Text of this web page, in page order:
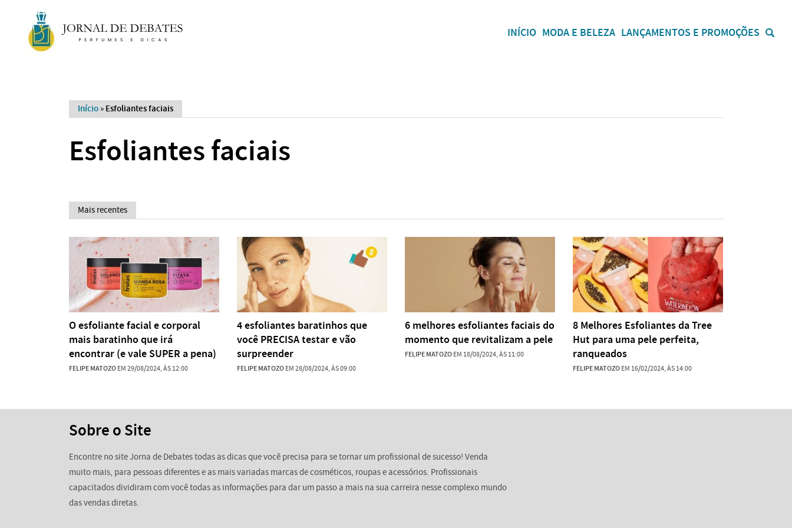
INÍCIO MODA E BELEZA LANÇAMENTOS E PROMOÇÕES
Início » Esfoliantes faciais
Esfoliantes faciais
Mais recentes
O esfoliante facial e corporal
mais baratinho que irá
encontrar (e vale SUPER a pena)
FELIPE MATOZOEM 29/08/2024, ÀS 12:00
4 esfoliantes baratinhos que
você PRECISA testar e vão
surpreender
FELIPE MATOZOEM 28/08/2024, ÀS 09:00
6 melhores esfoliantes faciais do
momento que revitalizam a pele
FELIPE MATOZOEM 18/08/2024, ÀS 11:00
8 Melhores Esfoliantes da Tree
Hut para uma pele perfeita,
ranqueados
FELIPE MATOZOEM 16/02/2024, ÀS 14:00
Sobre o Site
Encontre no site Jorna de Debates todas as dicas que você precisa para se tornar um profissional de sucesso! Venda
muito mais, para pessoas diferentes e as mais variadas marcas de cosméticos, roupas e acessórios. Profissionais
capacitados dividiram com você todas as informações para dar um passo a mais na sua carreira nesse complexo mundo
das vendas diretas.